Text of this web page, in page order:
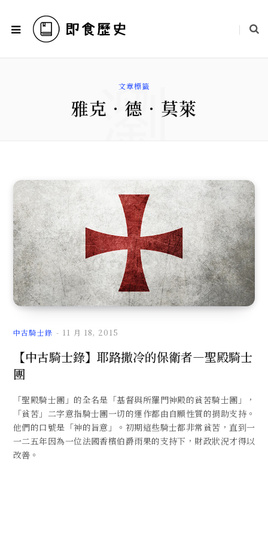
文章標籤
雅克．德．莫萊
瀏
覽
文
章
中古騎士錄 11 月 18, 2015
【中古騎士錄】耶路撒冷的保衛者—聖殿騎士
團
「聖殿騎士團」的全名是「基督與所羅門神殿的貧苦騎士團」，
「貧苦」二字意指騎士團一切的運作都由自願性質的捐助支持。
他們的口號是「神的旨意」。初期這些騎士都非常貧苦，直到一
一二五年因為一位法國香檳伯爵雨果的支持下，財政狀況才得以
改善。